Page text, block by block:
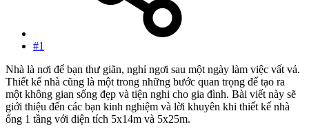
#1
Nhà là nơi để bạn thư giãn, nghỉ ngơi sau một ngày làm việc vất vả.
Thiết kế nhà cũng là một trong những bước quan trọng để tạo ra
một không gian sống đẹp và tiện nghi cho gia đình. Bài viết này sẽ
giới thiệu đến các bạn kinh nghiệm và lời khuyên khi thiết kế nhà
ống 1 tầng với diện tích 5x14m và 5x25m.